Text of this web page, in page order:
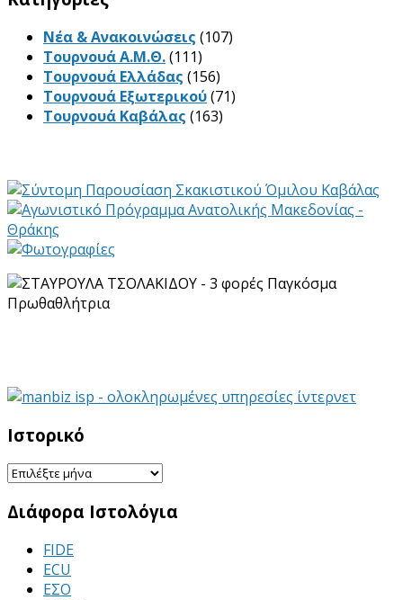
Νέα & Ανακοινώσεις (107)
Τουρνουά Α.Μ.Θ.(111)
Τουρνουά Ελλάδας (156)
Τουρνουά Εξωτερικού(71)
Τουρνουά Καβάλας (163)
Ιστορικό
Ιστορικό
Διάφορα Ιστολόγια
FIDE
ECU
ΕΣΟ